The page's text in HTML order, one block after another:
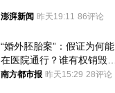
澎湃新闻 昨天19:11 86评论
“婚外胚胎案”：假证为何能
在医院通行？谁有权销毁胚
胎？
南方都市报 昨天15:29 28评论